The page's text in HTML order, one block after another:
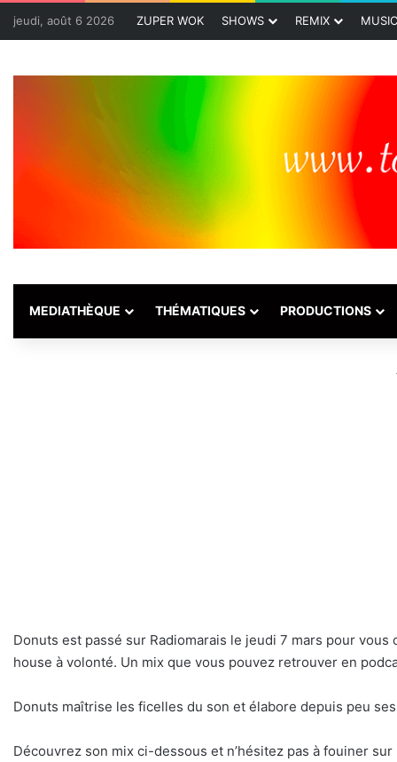
jeudi, août 6 2026 ZUPER WOK SHOWS REMIX MUSIC
MEDIATHÈQUE THÉMATIQUES PRODUCTIONS
Donuts est passé sur Radiomarais le jeudi 7 mars pour
house à volonté. Un mix que vous pouvez retrouver en
Donuts maîtrise les ficelles du son et élabore depuis peu
Découvrez son mix ci-dessous et n’hésitez pas à fouiner